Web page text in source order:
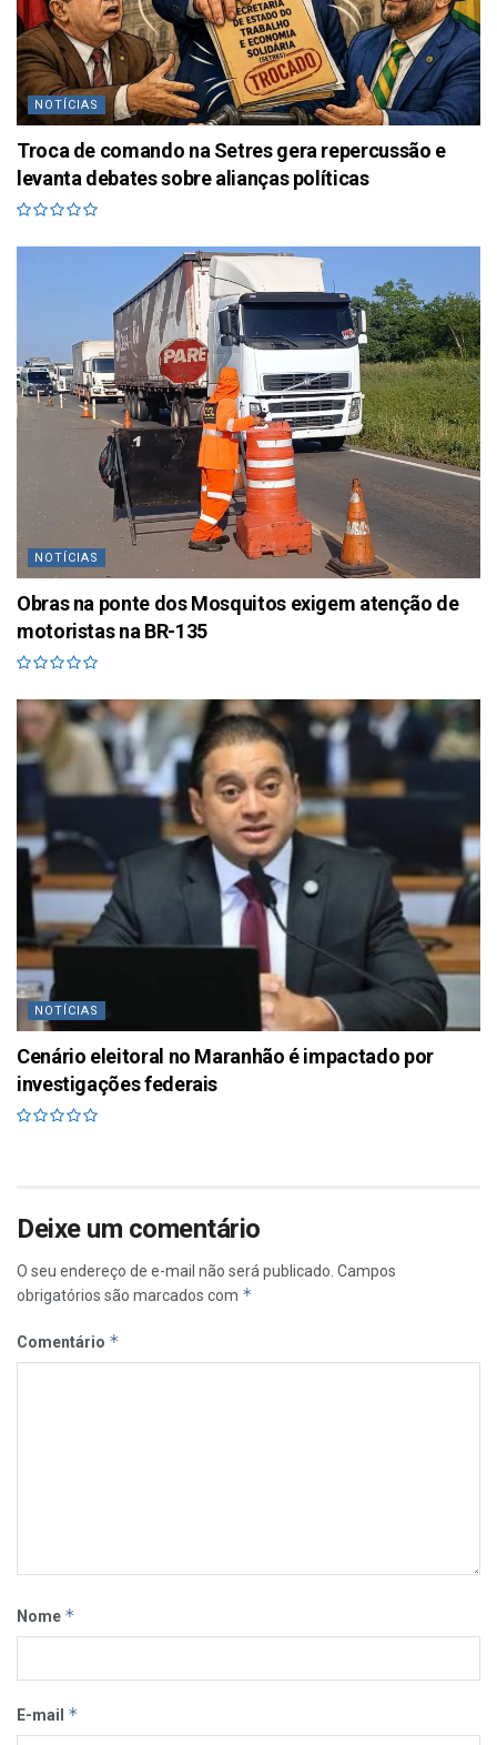
NOTÍCIAS
Troca de comando na Setres gera repercussão e
levanta debates sobre alianças políticas
NOTÍCIAS
Obras na ponte dos Mosquitos exigem atenção de
motoristas na BR-135
NOTÍCIAS
Cenário eleitoral no Maranhão é impactado por
investigações federais
Deixe um comentário
O seu endereço de e-mail não será publicado. Campos
obrigatórios são marcados com *
Comentário *
Nome *
E-mail *